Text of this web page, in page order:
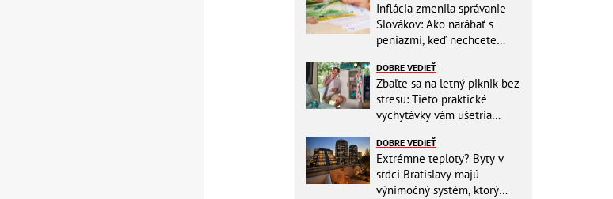
Inflácia zmenila správanie
Slovákov: Ako narábať s
peniazmi, keď nechcete
DOBRE VEDIEŤ
Zbaľte sa na letný piknik bez
stresu: Tieto praktické
vychytávky vám ušetria
DOBRE VEDIEŤ
Extrémne teploty? Byty v
srdci Bratislavy majú
výnimočný systém, ktorý